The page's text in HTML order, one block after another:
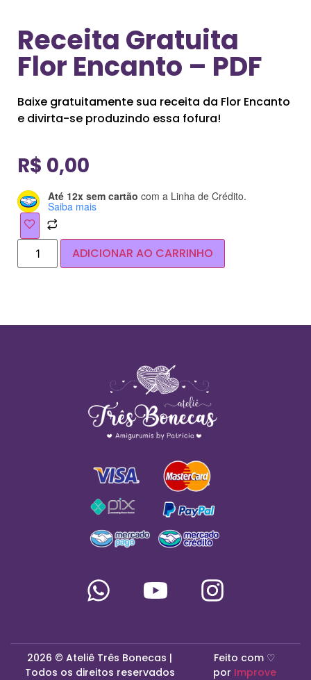
Receita Gratuita
Flor Encanto – PDF
Baixe gratuitamente sua receita da Flor Encanto
e divirta-se produzindo essa fofura!
R$ 0,00
Até 12x sem cartão com a Linha de Crédito.
Saiba mais
ADICIONAR AO CARRINHO
2026 © Ateliê Três Bonecas |
Todos os direitos reservados
Feito com ♡
por Improve